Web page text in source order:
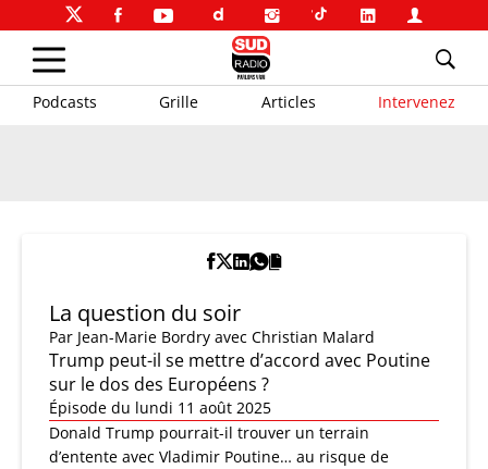
Podcasts Grille Articles Intervenez
La question du soir
Par Jean-Marie Bordry avec Christian Malard
Trump peut-il se mettre d’accord avec Poutine
sur le dos des Européens ?
Épisode du lundi 11 août 2025
Donald Trump pourrait-il trouver un terrain
d’entente avec Vladimir Poutine… au risque de